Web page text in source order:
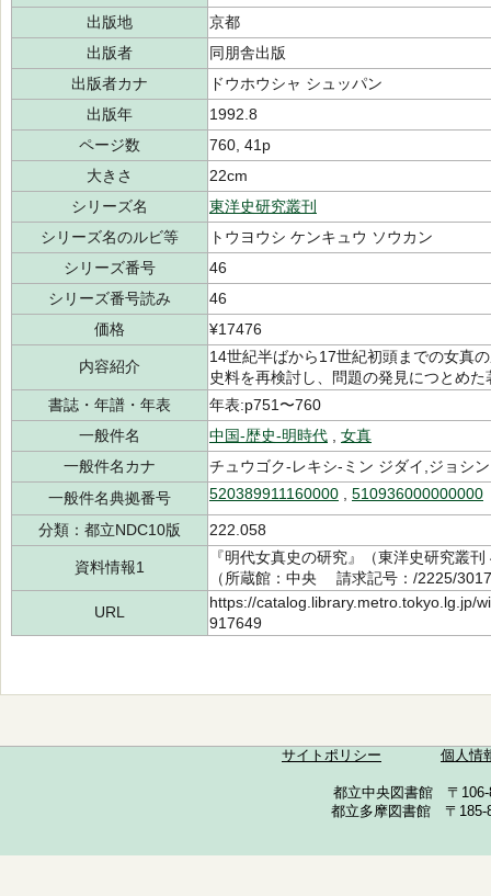
出版地
京都
出版者
同朋舎出版
出版者カナ
ドウホウシャ シュッパン
出版年
1992.8
ページ数
760, 41p
大きさ
22cm
シリーズ名
東洋史研究叢刊
シリーズ名のルビ等
トウヨウシ ケンキュウ ソウカン
シリーズ番号
46
シリーズ番号読み
46
価格
¥17476
内容紹介
14世紀半ばから17世紀初頭までの女真
史料を再検討し、問題の発見につとめ
書誌・年譜・年表
年表:p751〜760
一般件名
中国-歴史-明時代
女真
一般件名カナ
チュウゴク-レキシ-ミン ジダイ,ジョシン
一般件名典拠番号
520389911160000 510936000000000
分類：都立NDC10版 222.058
資料情報1
『明代女真史の研究』（東洋史研究
（所蔵館：中央 請求記号：/2225/
URL
https://catalog.library.metro.tokyo.lg.jp/
917649
サイトポリシー 個人情
都立中央図書館 〒
都立多摩図書館 〒185-